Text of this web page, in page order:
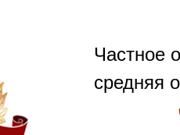
Частное
средняя